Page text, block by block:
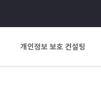
개인정보 보호 컨설팅